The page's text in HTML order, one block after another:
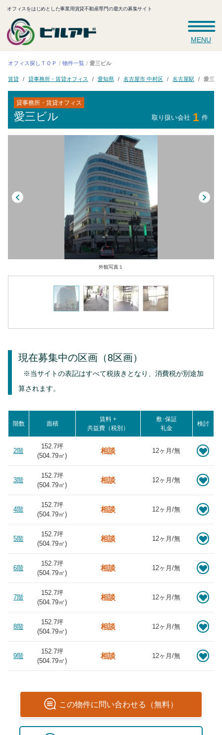
オフィスをはじめとした事業用賃貸不動産専門の最大の募集サイト
MENU
オフィス探しＴＯＰ 物件一覧 愛三ビル
賃貸 貸事務所・賃貸オフィス 愛知県 名古屋市 中村区 名古屋駅 愛三ビ
貸事務所・賃貸オフィス
愛三ビル 取り扱い会社 1 件
外観写真１
現在募集中の区画 （8区画）
※当サイトの表記はすべて税抜きとなり、消費税が別途加
算されます。
階数 面積
賃料 +
共益費（税別）
敷･保証
礼金
検討
2階
152.7坪
(504.79㎡)
相談 12ヶ月/無
3階
152.7坪
(504.79㎡)
相談 12ヶ月/無
4階
152.7坪
(504.79㎡)
相談 12ヶ月/無
5階
152.7坪
(504.79㎡)
相談 12ヶ月/無
6階
152.7坪
(504.79㎡)
相談 12ヶ月/無
7階
152.7坪
(504.79㎡)
相談 12ヶ月/無
8階
152.7坪
(504.79㎡)
相談 12ヶ月/無
9階
152.7坪
(504.79㎡)
相談 12ヶ月/無
この物件に問い合わせる（無料）